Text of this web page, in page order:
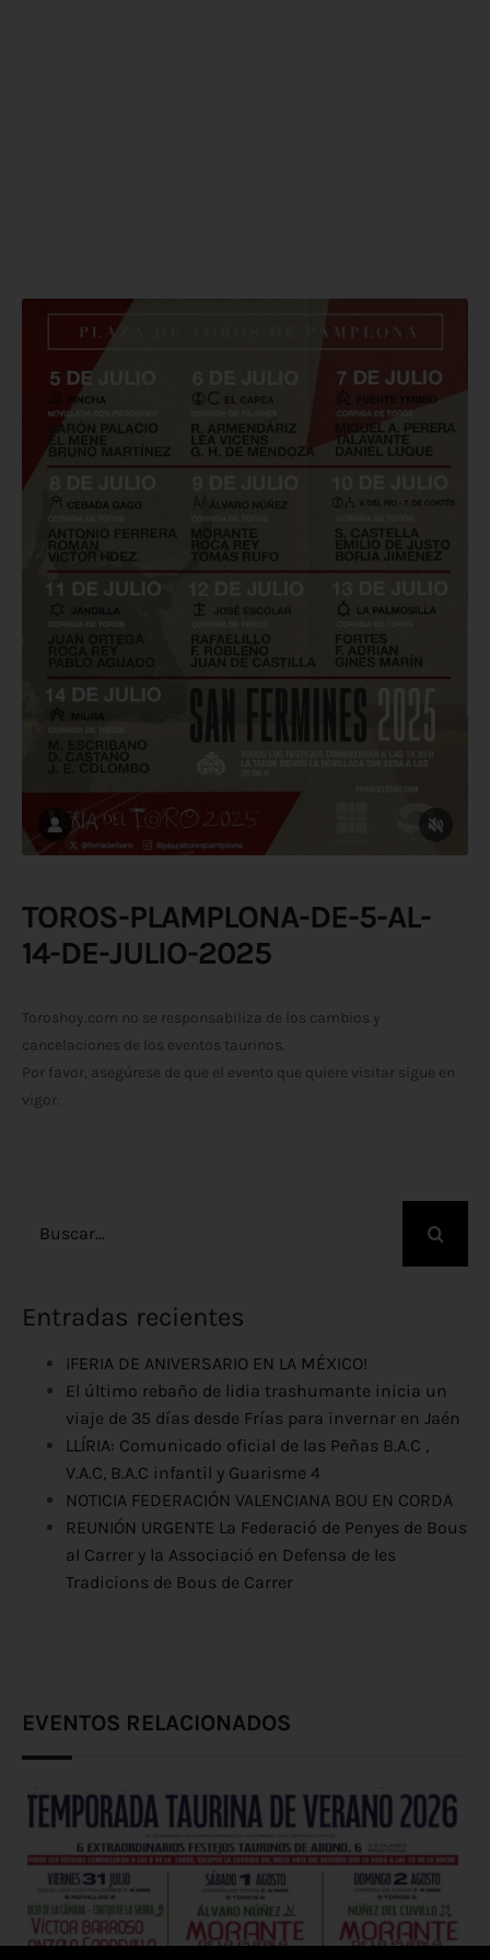
TOROS-PLAMPLONA-DE-5-AL-
14-DE-JULIO-2025
Toroshoy.com no se responsabiliza de los cambios y
cancelaciones de los eventos taurinos.
Por favor, asegúrese de que el evento que quiere visitar sigue en
vigor.
Entradas recientes
¡FERIA DE ANIVERSARIO EN LA MÉXICO!
El último rebaño de lidia trashumante inicia un
viaje de 35 días desde Frías para invernar en Jaén
LLÍRIA: Comunicado oficial de las Peñas B.A.C ,
V.A.C, B.A.C infantil y Guarisme 4
NOTICIA FEDERACIÓN VALENCIANA BOU EN CORDA
REUNIÓN URGENTE La Federació de Penyes de Bous
al Carrer y la Associació en Defensa de les
Tradicions de Bous de Carrer
EVENTOS RELACIONADOS